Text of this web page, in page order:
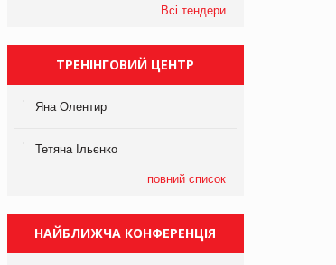
Всі тендери
ТРЕНІНГОВИЙ ЦЕНТР
Яна Олентир
Тетяна Ільєнко
повний список
НАЙБЛИЖЧА КОНФЕРЕНЦІЯ